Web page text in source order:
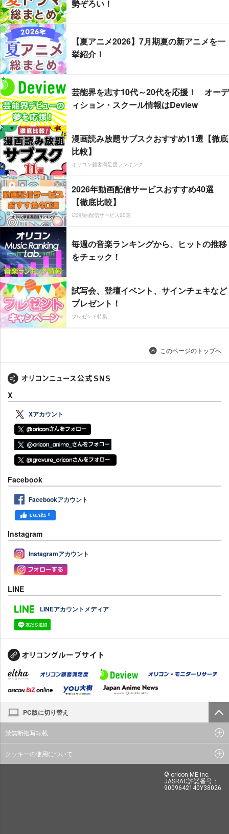
勢ぞろい！
【夏アニメ2026】7月期夏の新アニメを一
挙紹介！
芸能界を志す10代～20代を応援！ オーデ
ィション・スクール情報はDeview
漫画読み放題サブスクおすすめ11選【徹底
比較】
オリコン顧客満足度ランキング
2026年動画配信サービスおすすめ40選
【徹底比較】
CS動画配信サービス20選
毎週の音楽ランキングから、ヒットの推移
をチェック！
試写会、登壇イベント、サインチェキなど
プレゼント！
プレゼント特集
このページのトップへ
X
Xアカウント
Facebook
Facebookアカウント
Instagram
Instagramアカウント
LINE
LINEアカウントメディア
PC版に切り替え
禁無断複写転載
クッキーの使用について
© oricon ME inc.
JASRAC許諾番号：
9009642140Y38026